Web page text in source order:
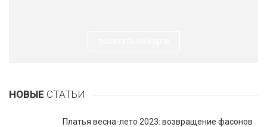
НОВЫЕ СТАТЬИ
Платья весна-лето 2023: возвращение фасонов